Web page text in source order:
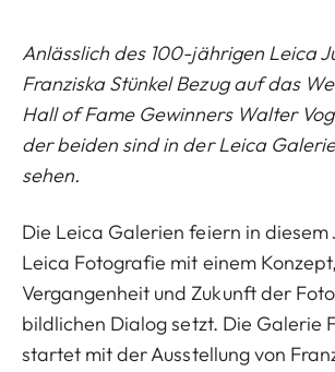
Anlässlich des 100-jährigen Leica
Franziska Stünkel Bezug auf das
Hall of Fame Gewinners Walter
der beiden sind in der Leica
sehen.
Die Leica Galerien feiern in diesem
Leica Fotografie mit einem
Vergangenheit und Zukunft der
bildlichen Dialog setzt. Die Galerie
startet mit der Ausstellung von